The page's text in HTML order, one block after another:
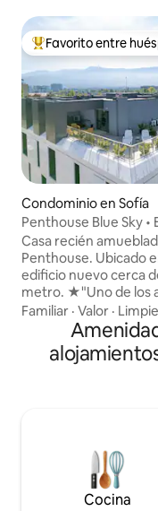
De los mejores en
Favorito entre
Condominio en Sofía
Penthouse Blue Sky •
Vistas panorámicas
Casa recién
Penthouse. Ubicado
edificio nuevo cerca
metro. ★"Uno de los alojamientos de
AirBnB más
en los que nos
DESTACADO: ➤
exclusivo en planta
acondicionado. ¿Con antojo de
productos de
Familiar · Valor ·
Cocina